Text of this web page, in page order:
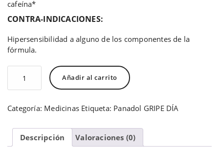
cafeína*
CONTRA-INDICACIONES:
Hipersensibilidad a alguno de los componentes de la
fórmula.
GRIPE
DÍA
Añadir al carrito
Categoría: Medicinas Etiqueta: Panadol GRIPE DÍA
Descripción Valoraciones (0)